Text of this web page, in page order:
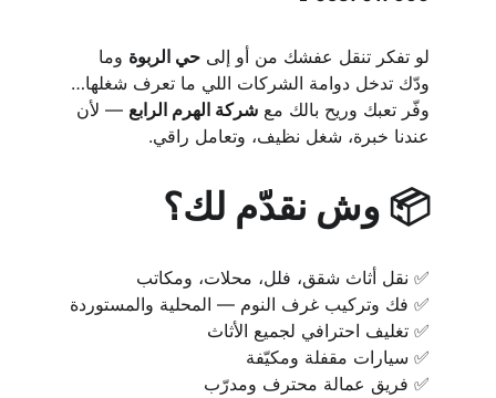
لو تفكر تنقل عفشك من أو إلى حي الربوة وما
ودّك تدخل دوامة الشركات اللي ما تعرف شغلها…
وفّر تعبك وريح بالك مع شركة الهرم الرابع — لأن
عندنا خبرة، شغل نظيف، وتعامل راقي.
📦 وش نقدّم لك؟
✅ نقل أثاث شقق، فلل، محلات، ومكاتب
✅ فك وتركيب غرف النوم — المحلية والمستوردة
✅ تغليف احترافي لجميع الأثاث
✅ سيارات مقفلة ومكيّفة
✅ فريق عمالة محترف ومدرّب